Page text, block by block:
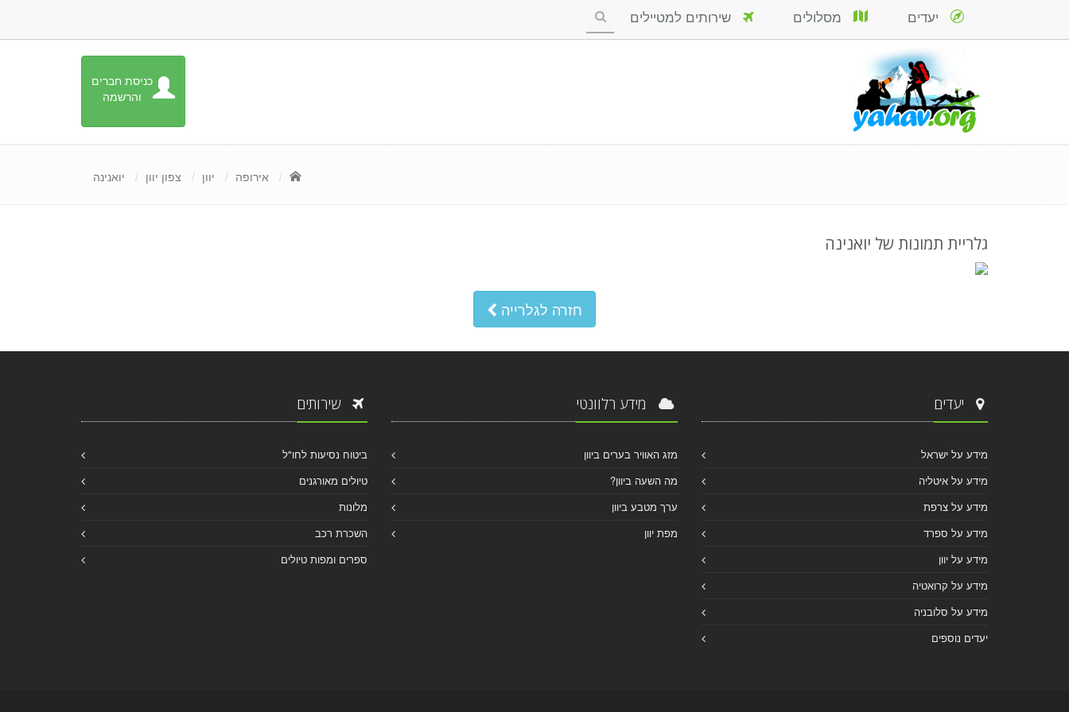
כניסת חברים
והרשמה
יעדים מסלולים שירותים למטיילים
אירופה יוון צפון יוון יואנינה
גלריית תמונות של יואנינה
חזרה לגלרייה
יעדים
מידע על ישראל
מידע על איטליה
מידע על צרפת
מידע על ספרד
מידע על יוון
מידע על קרואטיה
מידע על סלובניה
יעדים נוספים
מידע רלוונטי
מזג האוויר בערים ביוון
מה השעה ביוון?
ערך מטבע ביוון
מפת יוון
שירותים
ביטוח נסיעות לחו"ל
טיולים מאורגנים
מלונות
השכרת רכב
ספרים ומפות טיולים